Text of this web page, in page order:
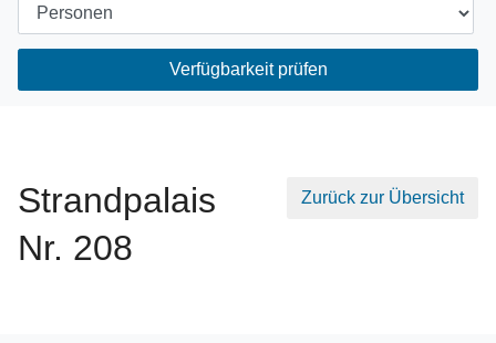
Verfügbarkeit prüfen
Strandpalais
Nr. 208
Zurück zur Übersicht